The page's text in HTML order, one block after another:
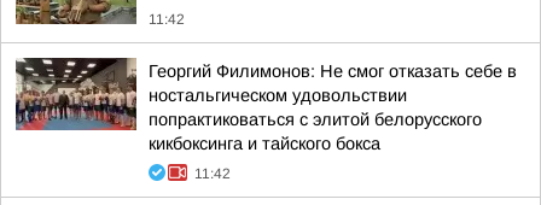
11:42
Георгий Филимонов: Не смог отказать себе в
ностальгическом удовольствии
попрактиковаться с элитой белорусского
кикбоксинга и тайского бокса
11:42